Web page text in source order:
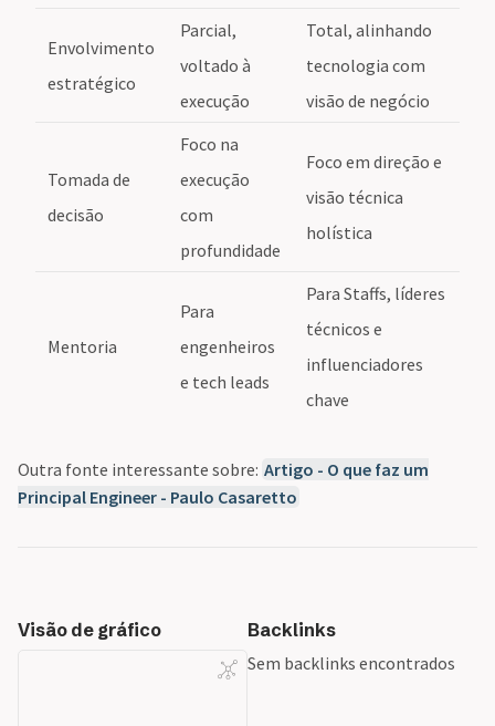
Envolvimento
estratégico
Parcial,
voltado à
execução
Total, alinhando
tecnologia com
visão de negócio
Tomada de
decisão
Foco na
execução
com
profundidade
Foco em direção e
visão técnica
holística
Mentoria
Para
engenheiros
e tech leads
Para Staffs, líderes
técnicos e
influenciadores
chave
Outra fonte interessante sobre: Artigo - O que faz um
Principal Engineer - Paulo Casaretto
Visão de gráfico
Backlinks
Sem backlinks encontrados